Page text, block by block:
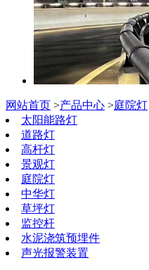
网站首页 >产品中心 >庭院灯
太阳能路灯
道路灯
高杆灯
景观灯
庭院灯
中华灯
草坪灯
监控杆
水泥浇筑预埋件
声光报警装置